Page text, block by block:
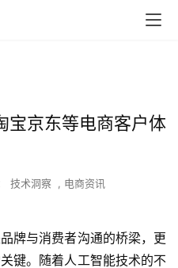
宝京东等电商客户体
技术洞察 , 电商资讯
牌与消费者沟通的桥梁，更
键。随着人工智能技术的不